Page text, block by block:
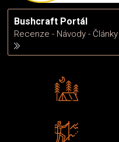
Bushcraft Portál
Recenze - Návody - Články